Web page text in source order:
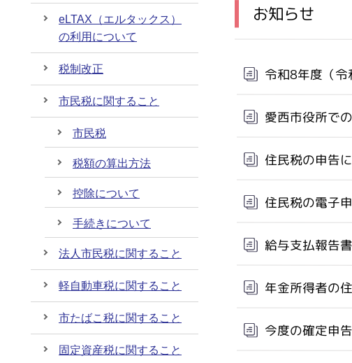
お知らせ
令和8年度（
愛西市役所で
住民税の申告
住民税の電子
給与支払報告
年金所得者の
今度の確定申
eLTAX（エルタックス）
の利用について
税制改正
市民税に関すること
市民税
税額の算出方法
控除について
手続きについて
法人市民税に関すること
軽自動車税に関すること
市たばこ税に関すること
固定資産税に関すること